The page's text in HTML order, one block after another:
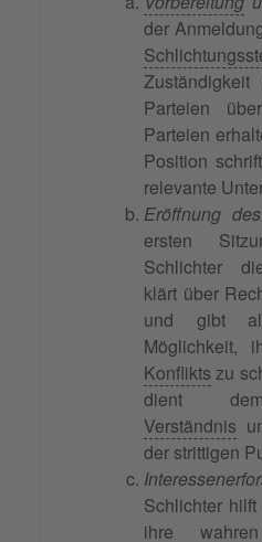
der
Parteien
Parteien
Position
relevante
Eröffnung
ersten
Schlichter
klärt über
und gibt
Möglichkeit,
Konflikts zu
dient
Verständnis
der strittigen
Schlichter
ihre